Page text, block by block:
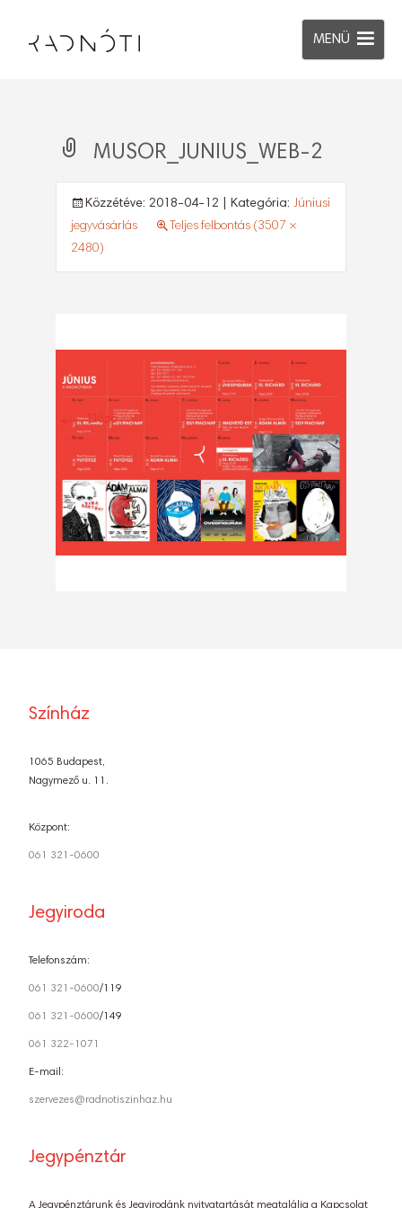
MENÜ
MUSOR_JUNIUS_WEB-2
Közzétéve: 2018-04-12 | Kategória: Júniusi
jegyvásárlás
Teljes felbontás (3507 ×
2480)
←Előző
Színház
1065 Budapest,
Nagymező u. 11.
Központ:
061 321-0600
Jegyiroda
Telefonszám:
061 321-0600/119
061 321-0600/149
061 322-1071
E-mail:
szervezes@radnotiszinhaz.hu
Jegypénztár
A Jegypénztárunk és Jegyirodánk nyitvatartását megtalálja a Kapcsolat